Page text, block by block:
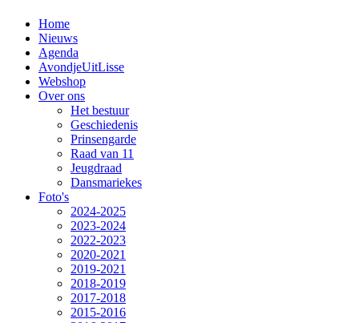
Home
Nieuws
Agenda
AvondjeUitLisse
Webshop
Over ons
Het bestuur
Geschiedenis
Prinsengarde
Raad van 11
Jeugdraad
Dansmariekes
Foto's
2024-2025
2023-2024
2022-2023
2020-2021
2019-2021
2018-2019
2017-2018
2015-2016